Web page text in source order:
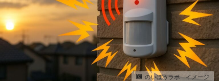
のいぼうラボ イメージ